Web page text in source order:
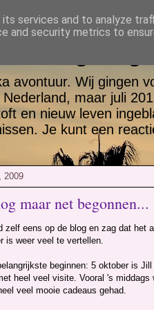
Jill go
avontuur. Wij gingen
maar juli
en nieuw leven
Je kunt een
2009
maar net begonnen...
zelf eens op de blog en zag dat
is weer veel te vertellen.
beginnen: 5 oktober is
heel veel visite. Vooral 's
veel mooie cadeaus gehad.
services and to analyze
and security metrics to